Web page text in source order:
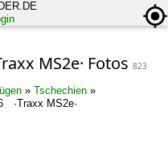
MS2e· Fotos 823
» Tschechien »
·Traxx MS2e·